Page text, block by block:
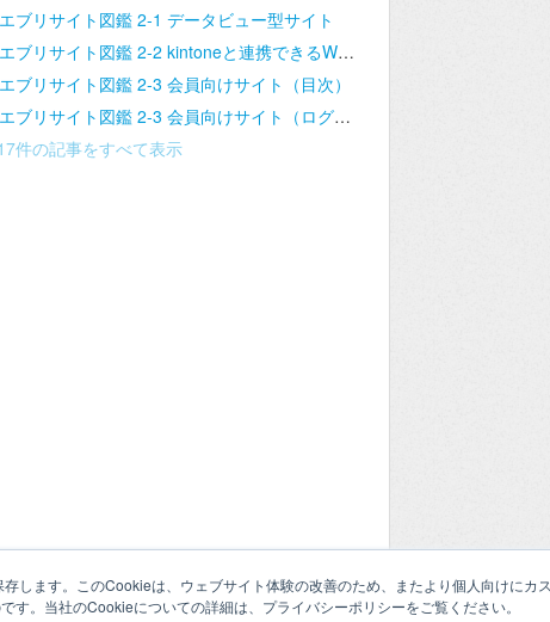
します。このCookieは、ウェブサイト体験の改善のため、またより個人向けにカ
。当社のCookieについての詳細は、プライバシーポリシーをご覧ください。
エブリサイト図鑑 2-1 データビュー型サイト
エブリサイト図鑑 2-2 kintoneと連携できるWebフォーム
エブリサイト図鑑 2-3 会員向けサイト（目次）
エブリサイト図鑑 2-3 会員向けサイト（ログインページ）
件の記事をすべて表示